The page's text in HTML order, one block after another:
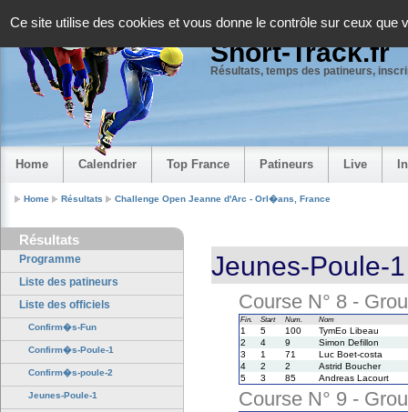
Ce site utilise des cookies et vous donne le contrôle sur ceux que
Short-Track.fr
Résultats, temps des patineurs,
Home Calendrier Top France Patineurs Live
Home Résultats Challenge Open Jeanne d'Arc - Orl�ans, France
Résultats
Programme
Liste des patineurs
Liste des officiels
Confirm�s-Fun
Confirm�s-Poule-1
Confirm�s-poule-2
Jeunes-Poule-1
Jeunes-Poule-
Course N° 8 -
Fin. Start Num. Nom
1 5 100
TymEo Libeau
2
4 9
Simon Defillon
3
1 71
Luc Boet-costa
4
2 2
Astrid Boucher
5
3 85 Andreas Lacourt
Course N° 9 -